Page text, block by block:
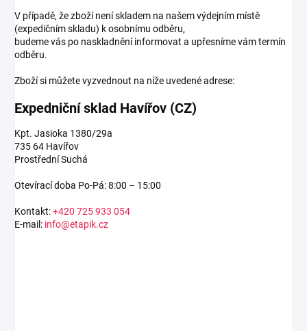
V případě, že zboží není skladem na našem výdejním místě
(expedičním skladu) k osobnímu odběru,
budeme vás po naskladnění informovat a upřesníme vám termín
odběru.
Zboží si můžete vyzvednout na níže uvedené adrese:
Expedniční sklad Havířov (CZ)
Kpt. Jasioka 1380/29a
735 64 Havířov
Prostřední Suchá
Otevírací doba Po-Pá: 8:00 – 15:00
Kontakt:+420 725 933 054
E-mail: info@etapik.cz